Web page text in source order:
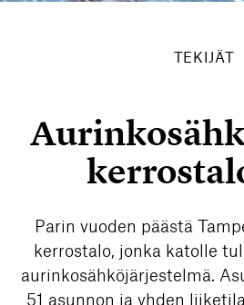
TEKIJÄT
Parin vuoden päästä
kerrostalo, jonka katolle
aurinkosähköjärjestelmä.
51 asunnon ja yhden